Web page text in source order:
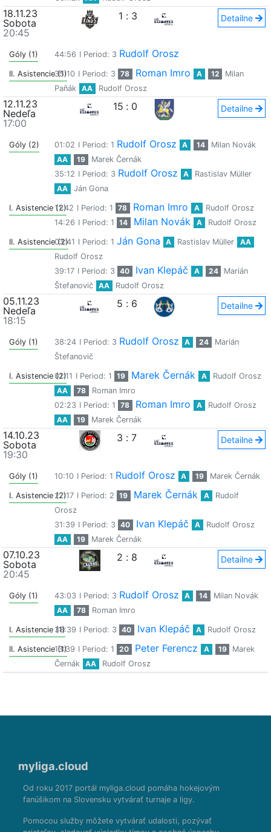
18.11.23
Sobota
20:45
1 : 3 Detailne
Góly (1) 44:56 I Period: 3 Rudolf Orosz
II. Asistencie (1)
35:10 I Period: 3 78 Roman Imro A 12
Milan
Paňák
AA Rudolf Orosz
12.11.23
Nedeľa
17:00
15 : 0 Detailne
Góly (2) 01:02 I Period: 1 Rudolf Orosz A 14
Milan Novák
AA
19
Marek Černák
35:12 I Period: 3 Rudolf Orosz A
Rastislav Müller
AA
Ján Gona
I. Asistencie (2)
11:42 I Period: 1 78 Roman Imro A
Rudolf Orosz
14:26 I Period: 1 14 Milan Novák A Rudolf Orosz
II. Asistencie (2)
03:41 I Period: 1 Ján Gona A Rastislav Müller
AA
Rudolf Orosz
39:17 I Period: 3 40 Ivan Klepáč A 24
Marián
Štefanovič
AA Rudolf Orosz
05.11.23
Nedeľa
18:15
5 : 6 Detailne
Góly (1) 38:24 I Period: 3 Rudolf Orosz A 24
Marián
Štefanovič
I. Asistencie (2)
01:11 I Period: 1 19 Marek Černák A
Rudolf Orosz
AA
78
Roman Imro
02:23 I Period: 1 78 Roman Imro A
Rudolf Orosz
AA
19 Marek Černák
14.10.23
Sobota
19:30
3 : 7 Detailne
Góly (1) 10:10 I Period: 1 Rudolf Orosz A 19 Marek Černák
I. Asistencie (2)
27:17 I Period: 2 19 Marek Černák A
Rudolf
Orosz
31:39 I Period: 3 40 Ivan Klepáč A
Rudolf Orosz
AA
19 Marek Černák
07.10.23
Sobota
20:45
2 : 8 Detailne
Góly (1) 43:03 I Period: 3 Rudolf Orosz A 14
Milan Novák
AA
78 Roman Imro
I. Asistencie (1)38:39 I Period: 3 40 Ivan Klepáč A Rudolf Orosz
II. Asistencie (1)
13:39 I Period: 1 20 Peter Ferencz A 19
Marek
Černák
AA Rudolf Orosz
myliga.cloud
Od roku 2017 portál myliga.cloud pomáha hokejovým
fanúšikom na Slovensku vytvárať turnaje a ligy.
Pomocou služby môžete vytvárať udalosti, pozývať